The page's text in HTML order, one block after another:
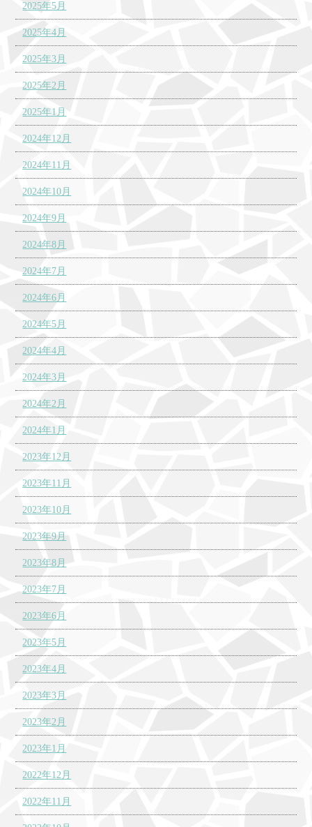
2025年5月
2025年4月
2025年3月
2025年2月
2025年1月
2024年12月
2024年11月
2024年10月
2024年9月
2024年8月
2024年7月
2024年6月
2024年5月
2024年4月
2024年3月
2024年2月
2024年1月
2023年12月
2023年11月
2023年10月
2023年9月
2023年8月
2023年7月
2023年6月
2023年5月
2023年4月
2023年3月
2023年2月
2023年1月
2022年12月
2022年11月